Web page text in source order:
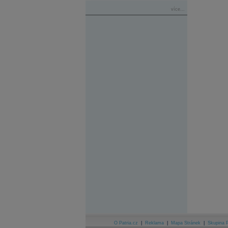
více...
O Patria.cz Reklama Mapa Stránek Skupina